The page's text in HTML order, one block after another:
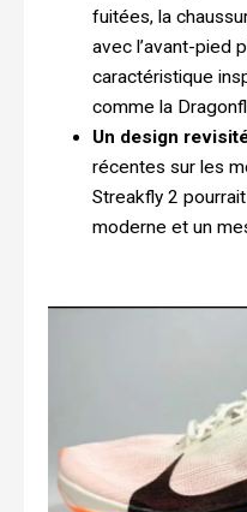
fuitées, la
avec l’avant-pied
caractéristique
comme la
Un design
récentes sur les
Streakfly 2
moderne et un